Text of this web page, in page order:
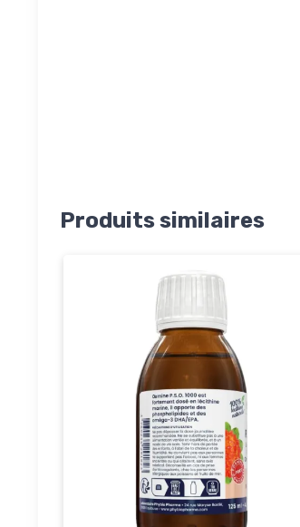
Produits similaires